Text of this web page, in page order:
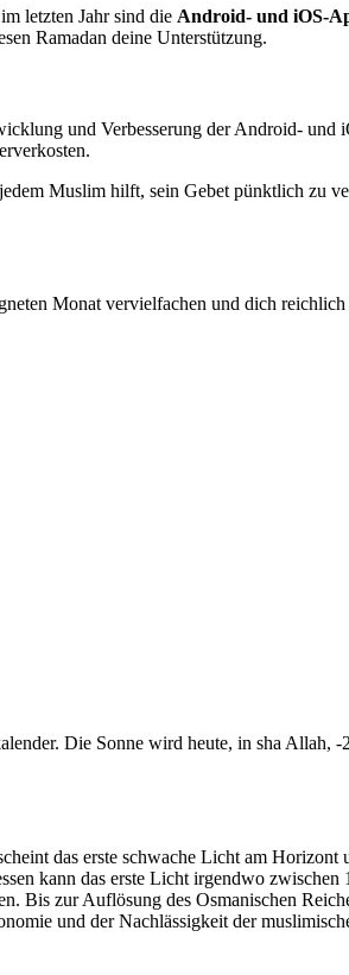
letzten Jahr sind die Android- und iOS-
Ramadan deine Unterstützung.
und Verbesserung der Android- und
Muslim hilft, sein Gebet pünktlich zu
Monat vervielfachen und dich
Die Sonne wird heute, in sha Allah,
das erste schwache Licht am
kann das erste Licht irgendwo
Bis zur Auflösung des Osmanischen
und der Nachlässigkeit der